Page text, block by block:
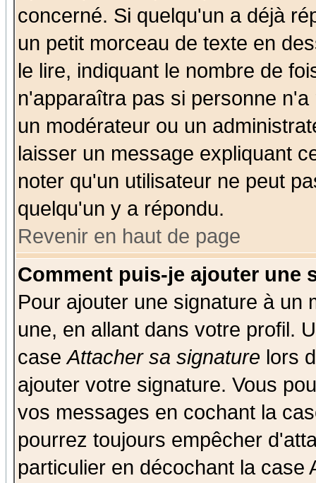
concerné. Si quelqu'un a déjà
un petit morceau de texte en
le lire, indiquant le nombre de
n'apparaîtra pas si personne
un modérateur ou un
laisser un message expliquant
noter qu'un utilisateur ne peut
quelqu'un y a répondu.
Revenir en haut de page
Comment puis-je ajouter une
Pour ajouter une signature à un
une, en allant dans votre profil.
caseAttacher sa signature lors
ajouter votre signature. Vous
vos messages en cochant la
pourrez toujours empêcher
particulier en décochant la case